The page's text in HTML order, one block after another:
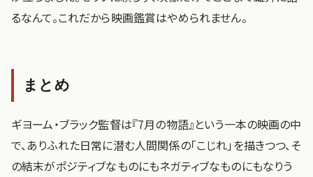
るなんて。これだから映画鑑賞はやめられません。
まとめ
ギヨーム・ブラック監督は『7月の物語』という一本の映画の中
で、ありふれた日常に潜む人間関係の「こじれ」を描きつつ、そ
の結末がポジティブなものにもネガティブなものにもなりう